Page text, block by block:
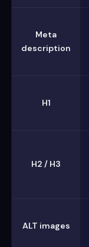
Meta
description
H1
H2 / H3
ALT images